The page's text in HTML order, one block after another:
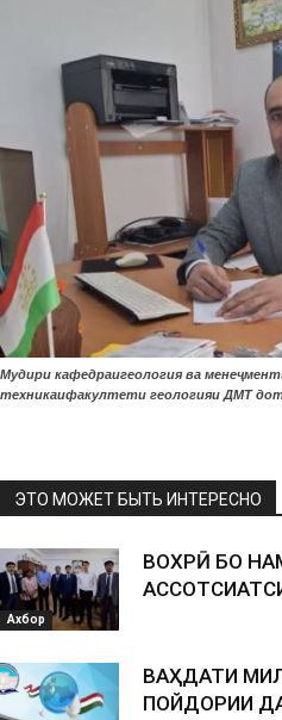
Мудири кафедраигеология ва
техникаифакултети геологияи ДМТ
ЭТО МОЖЕТ БЫТЬ ИНТЕРЕСНО
Ахбор
ВОХӮРӢ БО
ВАҲДАТИ
ПОЙДОРИИ